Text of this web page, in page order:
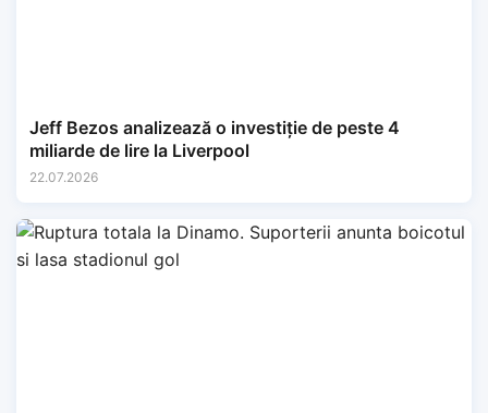
Jeff Bezos analizează o investiție de peste 4
miliarde de lire la Liverpool
22.07.2026